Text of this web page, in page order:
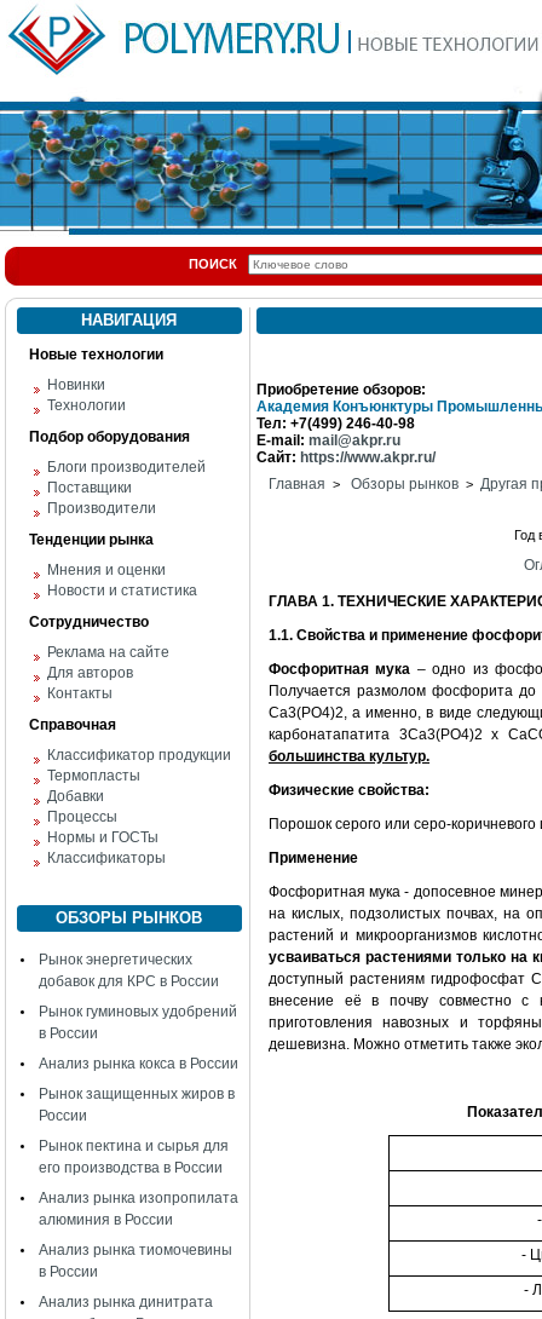
ПОИСК
НАВИГАЦИЯ
Новые технологии
Новинки
Технологии
Подбор оборудования
Блоги производителей
Поставщики
Производители
Тенденции рынка
Мнения и оценки
Новости и статистика
Сотрудничество
Реклама на сайте
Для авторов
Контакты
Справочная
Классификатор продукции
Термопласты
Добавки
Процессы
Нормы и ГОСТы
Классификаторы
ОБЗОРЫ РЫНКОВ
Рынок энергетических
добавок для КРС в России
Рынок гуминовых удобрений
в России
Анализ рынка кокса в России
Рынок защищенных жиров в
России
Рынок пектина и сырья для
его производства в России
Анализ рынка изопропилата
алюминия в России
Анализ рынка тиомочевины
в России
Анализ рынка динитрата
Приобретение обзоров:
Академия Конъюнктуры
Тел: +7(499) 246-40-98
E-mail: mail@akpr.ru
Сайт: https://www.akpr.ru/
Главная > Обзоры рынков > Другая
Год
ГЛАВА 1. ТЕХНИЧЕСКИЕ
1.1. Свойства и применение
Фосфоритная мука – одно из
Получается размолом фосфорита
Ca3(PO4)2, а именно, в виде
карбонатапатита 3Ca3(PO4)2 x
большинства культур.
Физические свойства:
Порошок серого или серо-
Применение
Фосфоритная мука - допосевное
на кислых, подзолистых почвах, на
растений и микроорганизмов
усваиваться растениями только
доступный растениям гидрофосфат
внесение её в почву совместно с
приготовления навозных и
дешевизна. Можно отметить также
-
-